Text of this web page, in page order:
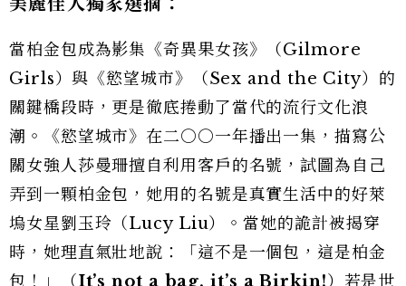
當柏金包成為影集《奇異果女孩》（Gilmore
Girls）與《慾望城市》（Sex and the City）的
關鍵橋段時，更是徹底捲動了當代的流行文化浪
潮。《慾望城市》在二○○一年播出一集，描寫公
關女強人莎曼珊擅自利用客戶的名號，試圖為自己
弄到一顆柏金包，她用的名號是真實生活中的好萊
塢女星劉玉玲（Lucy Liu）。當她的詭計被揭穿
時，她理直氣壯地說：「這不是一個包，這是柏金
包！」（It’s not a bag, it’s a Birkin!）若是世